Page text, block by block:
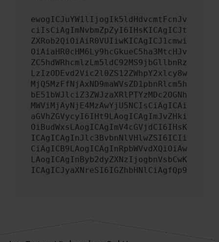
ewogICJuYW1lIjogIk5ldHdvcmtFcnJv
ciIsCiAgImNvbmZpZyI6IHsKICAgICJt
ZXRob2QiOiAiR0VUIiwKICAgICJ1cmwi
OiAiaHR0cHM6Ly9hcGkueC5ha3MtcHJv
ZC5hdWRhcmlzLm5ldC92MS9jbGllbnRz
LzIzODEvd2Vic2l0ZS12ZWhpY2xlcy8w
MjQ5MzFfNjAxND9maWVsZD1pbnRlcm5h
bE51bWJlciZ3ZWJzaXRlPTYzMDc2OGNh
MWViMjAyNjE4MzAwYjU5NCIsCiAgICAi
aGVhZGVycyI6IHt9LAogICAgImJvZHki
OiBudWxsLAogICAgImV4cGVjdCI6IHsK
ICAgICAgInJlc3BvbnNlVHlwZSI6ICIi
CiAgICB9LAogICAgInRpbWVvdXQiOiAw
LAogICAgInByb2dyZXNzIjogbnVsbCwK
ICAgICJyaXNreSI6IGZhbHNlCiAgfQp9